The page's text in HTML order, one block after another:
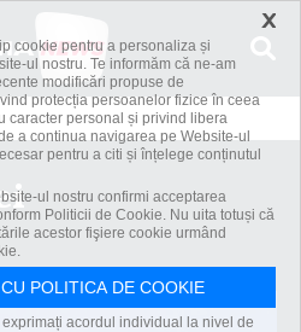
×
cookie pentru a personaliza și
ul nostru. Te informăm că ne-am
modificări propuse de
protecția persoanelor fizice în ceea
caracter personal și privind libera
a continua navigarea pe Website-ul
pentru a citi și înțelege conținutul
ul nostru confirmi acceptarea
Politicii de Cookie. Nu uita totuși că
acestor fişiere cookie urmând
POLITICA DE COOKIE
acordul individual la nivel de